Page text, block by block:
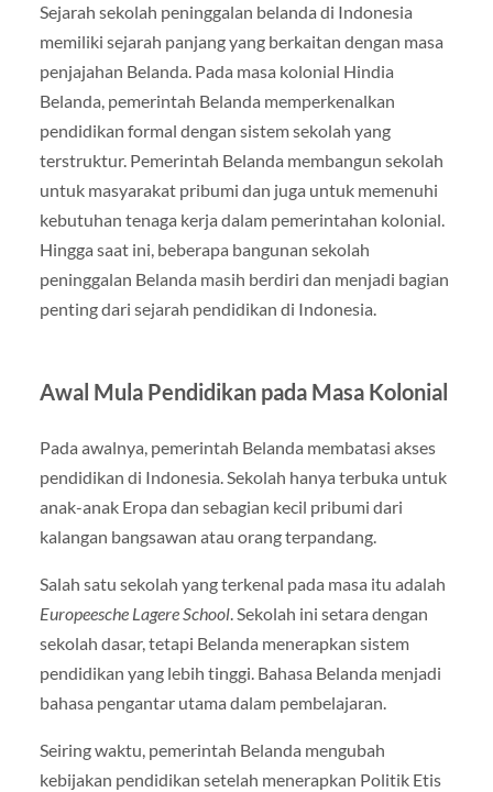
Sejarah sekolah peninggalan belanda di Indonesia
memiliki sejarah panjang yang berkaitan dengan masa
penjajahan Belanda. Pada masa kolonial Hindia
Belanda, pemerintah Belanda memperkenalkan
pendidikan formal dengan sistem sekolah yang
terstruktur. Pemerintah Belanda membangun sekolah
untuk masyarakat pribumi dan juga untuk memenuhi
kebutuhan tenaga kerja dalam pemerintahan kolonial.
Hingga saat ini, beberapa bangunan sekolah
peninggalan Belanda masih berdiri dan menjadi bagian
penting dari sejarah pendidikan di Indonesia.
Awal Mula Pendidikan pada Masa Kolonial
Pada awalnya, pemerintah Belanda membatasi akses
pendidikan di Indonesia. Sekolah hanya terbuka untuk
anak-anak Eropa dan sebagian kecil pribumi dari
kalangan bangsawan atau orang terpandang.
Salah satu sekolah yang terkenal pada masa itu adalah
Europeesche Lagere School. Sekolah ini setara dengan
sekolah dasar, tetapi Belanda menerapkan sistem
pendidikan yang lebih tinggi. Bahasa Belanda menjadi
bahasa pengantar utama dalam pembelajaran.
Seiring waktu, pemerintah Belanda mengubah
kebijakan pendidikan setelah menerapkan Politik Etis